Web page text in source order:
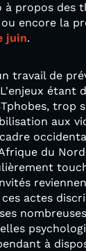
à propos des
encore la
juin.
travail de
étant
trop
aux
du
actes
à